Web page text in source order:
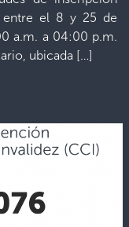
entre el 8 y 25 de
a.m. a 04:00 p.m.
ubicada […]